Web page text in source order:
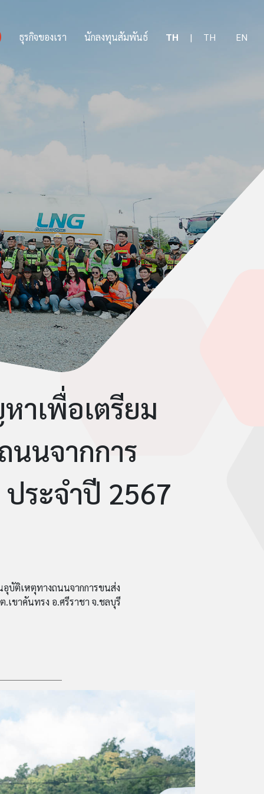
ธุรกิจของเรา นักลงทุนสัมพันธ์ TH | TH EN
ธ์
ของ
ลงทุน
เรา
าเพื่อเตรียม
นจากการ
ระจำปี 2567
บัติเหตุทางถนนจากการขนส่ง
เขาคันทรง อ.ศรีราชา จ.ชลบุรี